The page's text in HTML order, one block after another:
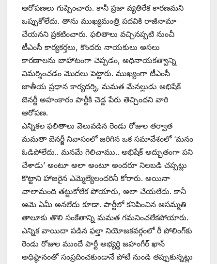
ఆరోపణలు గుప్పించారు. కానీ ప్రజా వ్యతిరేక కారణమని
ఒప్పుకోలేదు. తాను ముఖ్యమంత్రి పదవికి రాజీనామా
చేయనని ప్రకటించారు. ఫలితాలు వచ్చినప్పటి నుంచీ
టీఎంసీ కార్యకర్తలు, కొందరు నాయకులు అసలు
కారణాలను బాహాటంగా చెప్పడం, అధినాయకత్వాన్ని
విమర్శించడం మొదలు పెట్టారు. ముఖ్యంగా టీఎంసీ
జాతీయ ప్రధాన కార్యదర్శి, మమత మేనల్లుడు అభిషేక్‌
‌బెనర్జీ అహంకారం పార్టీకి చెడ్డ పేరు తెచ్చిందని వారి
ఆరోపణ.
ఎన్నికల ఫలితాలు వెలువడిన రెండు రోజుల తర్వాత
మమతా బెనర్జీ నివాసంలో జరిగిన ఒక సమావేశంలో ‘మనం
ఓడిపోలేదు.. మనమే గెలిచాము.. అభిషేక్‌ అద్భుతంగా పని
చేశాడు’ అంటూ అలా అంటూ అందరూ నిలబడి చప్పట్లు
కొట్టాని హాజరైన ఎమ్మెల్యేలందరినీ కోరారు. అయినా
చాలామంది తట్టుకోలేక పోయారు, అలా చేయలేదు. కానీ
ఆమె ఏమీ అనలేదు కూడా. పార్టీలో కనిపించిన అసమ్మతి
తాలూకు తొలి సంకేతాన్ని మమత గమనించలేకపోయారు.
ఎన్నిక వాయిదా పడిన ఫల్తా నియోజకవర్గంలో రీ పోలింగ్‌కు
రెండు రోజుల ముందే పార్టీ అభ్యర్థి జహంగీర్‌ ‌ఖాన్‌
అధిష్ఠానంతో సంప్రదించకుండానే పోటీ నుండి తప్పుకున్నట్లు